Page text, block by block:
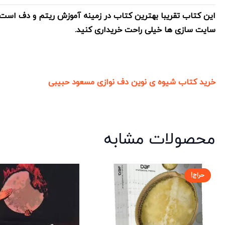
این کتاب تقریبا بهترین کتاب در زمینه آموزش ریتم و دف
سایت سازی ها خیلی راحت خریداری کنید.
خرید کتاب شیوه ی نوین دف نوازی مسعود حبیبی
محصولات مشابه
حراج!